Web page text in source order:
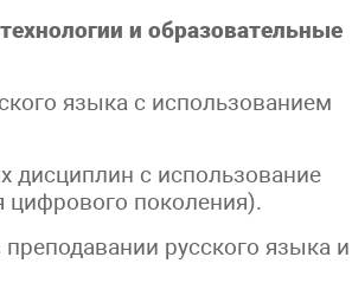
и образовательные
языка с использованием
дисциплин с использование
цифрового поколения).
русского языка и